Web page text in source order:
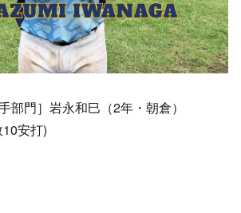
部門］岩永和巳（2年・朝倉）
安打)